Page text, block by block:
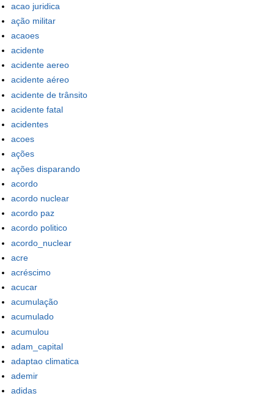
acao juridica
ação militar
acaoes
acidente
acidente aereo
acidente aéreo
acidente de trânsito
acidente fatal
acidentes
acoes
ações
ações disparando
acordo
acordo nuclear
acordo paz
acordo politico
acordo_nuclear
acre
acréscimo
acucar
acumulação
acumulado
acumulou
adam_capital
adaptao climatica
ademir
adidas